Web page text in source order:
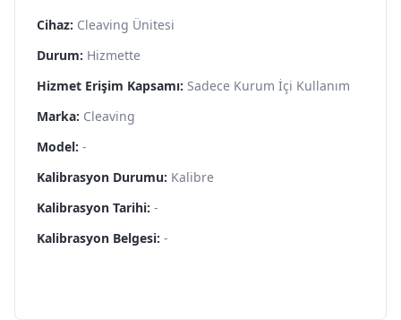
Cihaz: Cleaving Ünitesi
Durum: Hizmette
Hizmet Erişim Kapsamı: Sadece Kurum İçi Kullanım
Marka: Cleaving
Model: -
Kalibrasyon Durumu: Kalibre
Kalibrasyon Tarihi: -
Kalibrasyon Belgesi: -